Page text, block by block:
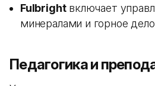
Fulbrightвключает
минералами и горное
Педагогика и